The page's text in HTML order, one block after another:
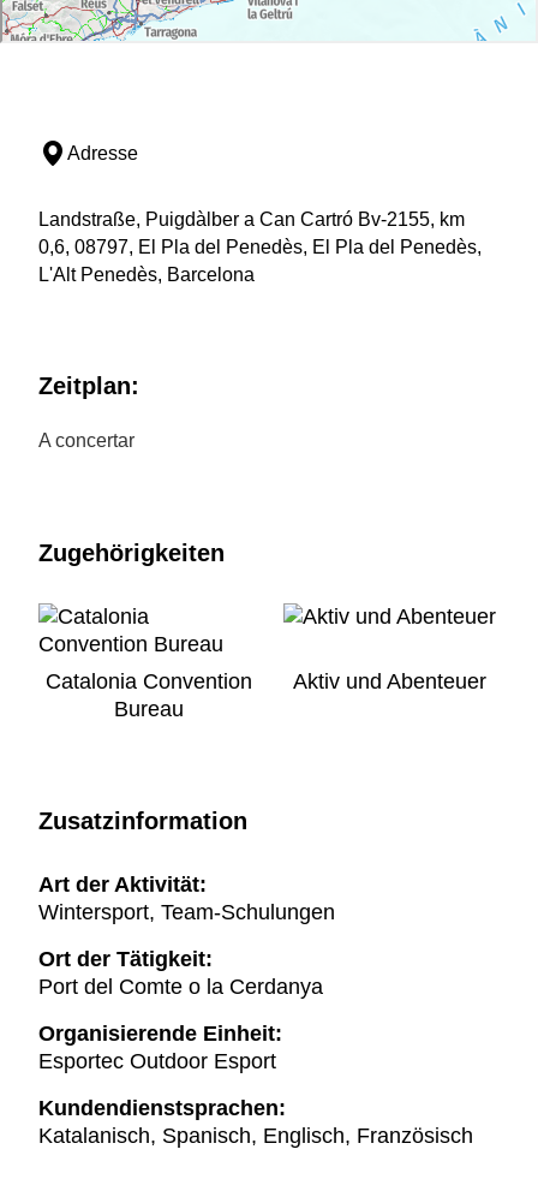
Adresse
Landstraße, Puigdàlber a Can Cartró Bv-2155, km
0,6, 08797, El Pla del Penedès, El Pla del Penedès,
L'Alt Penedès, Barcelona
Zeitplan:
A concertar
Zugehörigkeiten
Catalonia Convention
Bureau
Aktiv und Abenteuer
Zusatzinformation
Art der Aktivität:
Wintersport, Team-Schulungen
Ort der Tätigkeit:
Port del Comte o la Cerdanya
Organisierende Einheit:
Esportec Outdoor Esport
Kundendienstsprachen:
Katalanisch, Spanisch, Englisch, Französisch